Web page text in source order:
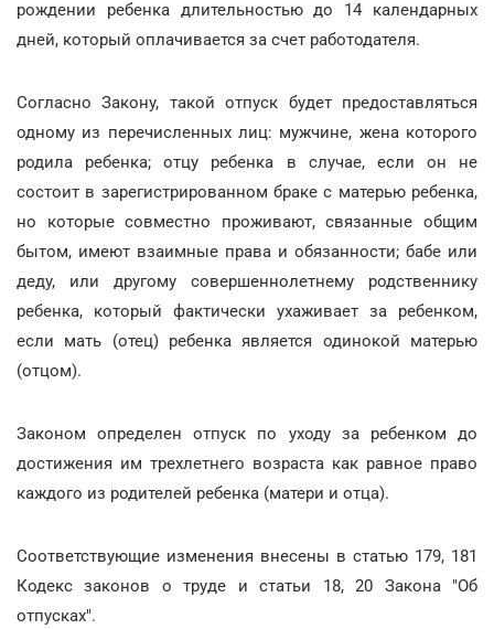
рождении ребенка длительностью до 14 календарных
дней, который оплачивается за счет работодателя.
Согласно Закону, такой отпуск будет предоставляться
одному из перечисленных лиц: мужчине, жена которого
родила ребенка; отцу ребенка в случае, если он не
состоит в зарегистрированном браке с матерью ребенка,
но которые совместно проживают, связанные общим
бытом, имеют взаимные права и обязанности; бабе или
деду, или другому совершеннолетнему родственнику
ребенка, который фактически ухаживает за ребенком,
если мать (отец) ребенка является одинокой матерью
(отцом).
Законом определен отпуск по уходу за ребенком до
достижения им трехлетнего возраста как равное право
каждого из родителей ребенка (матери и отца).
Соответствующие изменения внесены в статью 179, 181
Кодекс законов о труде и статьи 18, 20 Закона "Об
отпусках".